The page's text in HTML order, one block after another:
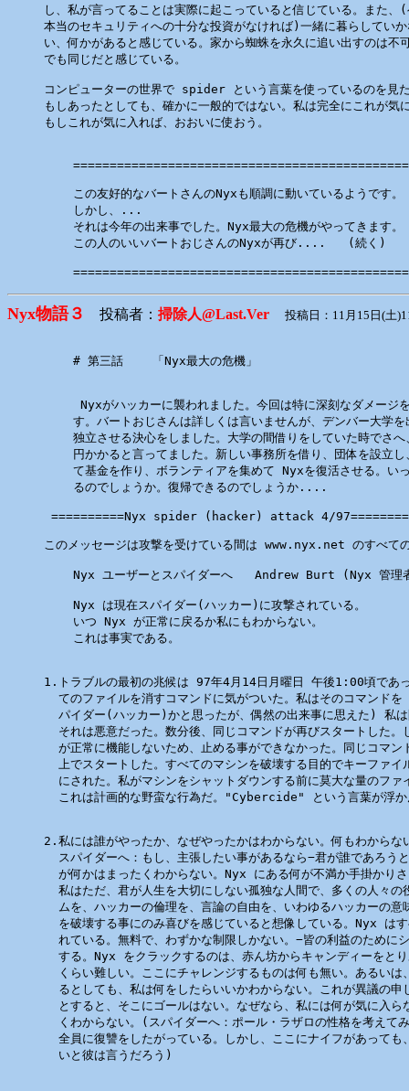
し、私が言ってることは実際に起こっていると信じている。また、
本当のセキュリティへの十分な投資がなければ)一緒に暮らしてい
い、何かがあると感じている。家から蜘蛛を永久に追い出すのは不
でも同じだと感じている。
コンピューターの世界で spider という言葉を使っているのを見
もしあったとしても、確かに一般的ではない。私は完全にこれが気
もしこれが気に入れば、おおいに使おう。
    この友好的なバートさんのNyxも順調に動いているようです。
    しかし、...
    それは今年の出来事でした。Nyx最大の危機がやってきます。
    この人のいいバートおじさんのNyxが再び....   (続く)
Nyx物語３ 投稿者： 掃除人@Last.Ver 投稿日：11月15日(土
    # 第三話    「Nyx最大の危機」
Nyxがハッカーに襲われました。今回は特に深刻なダメージ
す。バートおじさんは詳しくは言いませんが、デンバー大学
独立させる決心をしました。大学の間借りをしていた時でさ
円かかると言ってました。新しい事務所を借り、団体を設立し
て基金を作り、ボランティアを集めて Nyxを復活させる。い
    るのでしょうか。復帰できるのでしょうか....
==========Nyx spider (hacker) attack 4/
このメッセージは攻撃を受けている間は www.nyx.net のすべて
Nyx ユーザーとスパイダーへ   Andrew Burt (Nyx 管理
    Nyx は現在スパイダー(ハッカー)に攻撃されている。
    いつ Nyx が正常に戻るか私にもわからない。
    これは事実である。
1.トラブルの最初の兆候は 97年4月14日月曜日 午後1:00頃であ
てのファイルを消すコマンドに気がついた。私はそのコマンド
パイダー(ハッカー)かと思ったが、偶然の出来事に思えた) 私
それは悪意だった。数分後、同じコマンドが再びスタートした。
が正常に機能しないため、止める事ができなかった。同じコマ
上でスタートした。すべてのマシンを破壊する目的でキーファイ
にされた。私がマシンをシャットダウンする前に莫大な量のファ
これは計画的な野蛮な行為だ。"Cybercide" という言葉が浮か
2.私には誰がやったか、なぜやったかはわからない。何もわからな
スパイダーへ：もし、主張したい事があるなら−君が誰であろう
が何かはまったくわからない。Nyx にある何が不満か手掛かり
私はただ、君が人生を大切にしない孤独な人間で、多くの人々の
ムを、ハッカーの倫理を、言論の自由を、いわゆるハッカーの意
を破壊する事にのみ喜びを感じていると想像している。Nyx は
れている。無料で、わずかな制限しかない。−皆の利益のために
する。Nyx をクラックするのは、赤ん坊からキャンディーをと
くらい難しい。ここにチャレンジするものは何も無い。あるいは
るとしても、私は何をしたらいいかわからない。これが異議の申
とすると、そこにゴールはない。なぜなら、私には何が気に入ら
くわからない。(スパイダーへ：ポール・ラザロの性格を考えて
全員に復讐をしたがっている。しかし、ここにナイフがあっても
  いと彼は言うだろう)